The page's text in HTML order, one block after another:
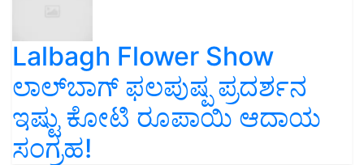
Lalbagh Flower Show
ಲಾಲ್‌ಬಾಗ್ ಫಲಪುಷ್ಪ ಪ್ರದರ್ಶನ
ಇಷ್ಟು ಕೋಟಿ ರೂಪಾಯಿ ಆದಾಯ
ಸಂಗ್ರಹ!